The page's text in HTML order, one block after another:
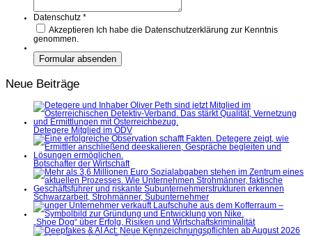
Datenschutz *
Akzeptieren Ich habe die Datenschutzerklärung zur Kenntnis
genommen.
Neue Beiträge
Detegere Mitglied im ÖDV
Botschafter der Wirtschaft
Schwarzarbeit, Strohmänner, Subunternehmer
„Shoe Dog“ über Erfolg, Risiken und Wirtschaftskriminalität